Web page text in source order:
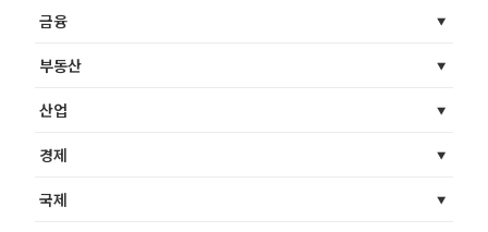
금융
부동산
산업
경제
국제